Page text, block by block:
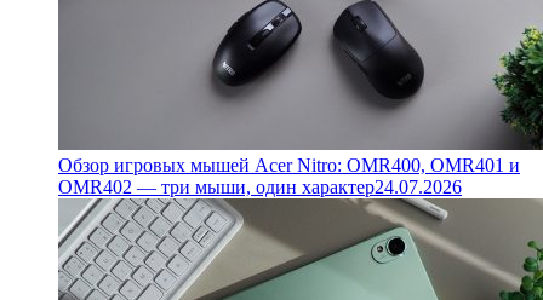
Обзор игровых мышей Acer Nitro: OMR400, OMR401 и
OMR402 — три мыши, один характер24.07.2026